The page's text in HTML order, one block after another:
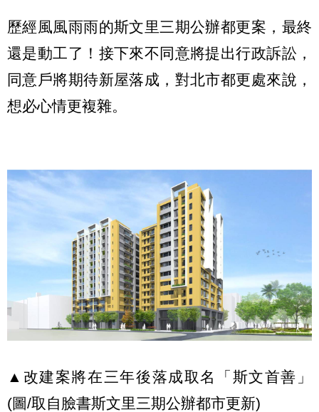
歷經風風雨雨的斯文里三期公辦都更案，最終
還是動工了！接下來不同意將提出行政訴訟，
同意戶將期待新屋落成，對北市都更處來說，
想必心情更複雜。
▲改建案將在三年後落成取名「斯文首善」
(圖/取自臉書斯文里三期公辦都市更新)